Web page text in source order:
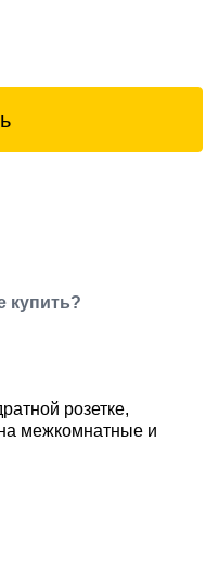
купить?
розетке,
межкомнатные и